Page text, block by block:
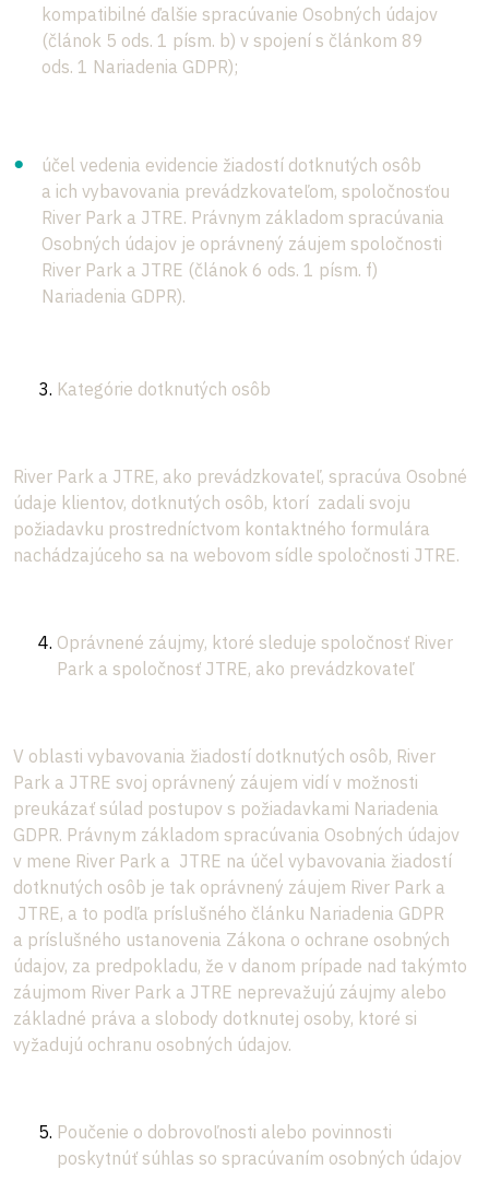
kompatibilné ďalšie spracúvanie Osobných údajov
(článok 5 ods. 1 písm. b) v spojení s článkom 89
ods. 1 Nariadenia GDPR);
účel vedenia evidencie žiadostí dotknutých osôb
a ich vybavovania prevádzkovateľom, spoločnosťou
River Park a JTRE. Právnym základom spracúvania
Osobných údajov je oprávnený záujem spoločnosti
River Park a JTRE (článok 6 ods. 1 písm. f)
Nariadenia GDPR).
Kategórie dotknutých osôb
River Park a JTRE, ako prevádzkovateľ, spracúva Osobné
údaje klientov, dotknutých osôb, ktorí zadali svoju
požiadavku prostredníctvom kontaktného formulára
nachádzajúceho sa na webovom sídle spoločnosti JTRE.
Oprávnené záujmy, ktoré sleduje spoločnosť River
Park a spoločnosť JTRE, ako prevádzkovateľ
V oblasti vybavovania žiadostí dotknutých osôb, River
Park a JTRE svoj oprávnený záujem vidí v možnosti
preukázať súlad postupov s požiadavkami Nariadenia
GDPR. Právnym základom spracúvania Osobných údajov
v mene River Park a JTRE na účel vybavovania žiadostí
dotknutých osôb je tak oprávnený záujem River Park a
JTRE, a to podľa príslušného článku Nariadenia GDPR
a príslušného ustanovenia Zákona o ochrane osobných
údajov, za predpokladu, že v danom prípade nad takýmto
záujmom River Park a JTRE neprevažujú záujmy alebo
základné práva a slobody dotknutej osoby, ktoré si
vyžadujú ochranu osobných údajov.
Poučenie o dobrovoľnosti alebo povinnosti
poskytnúť súhlas so spracúvaním osobných údajov